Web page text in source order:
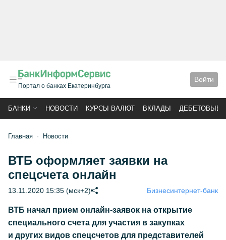
Портал о банках Екатеринбурга
Войти
БАНКИ НОВОСТИ КУРСЫ ВАЛЮТ ВКЛАДЫ ДЕБЕТОВЫЕ
Главная Новости
ВТБ оформляет заявки на
спецсчета онлайн
13.11.2020 15:35 (мск+2) Бизнесинтернет-банк
ВТБ начал прием онлайн-заявок на открытие
специального счета для участия в закупках
и других видов спецсчетов для представителей